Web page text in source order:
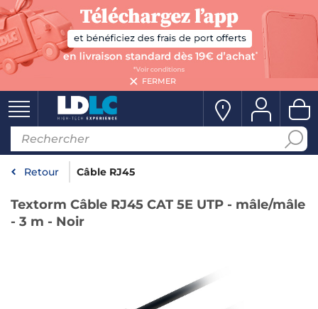
FERMER
Retour Câble RJ45
Textorm Câble RJ45 CAT 5E UTP - mâle/mâle
- 3 m - Noir